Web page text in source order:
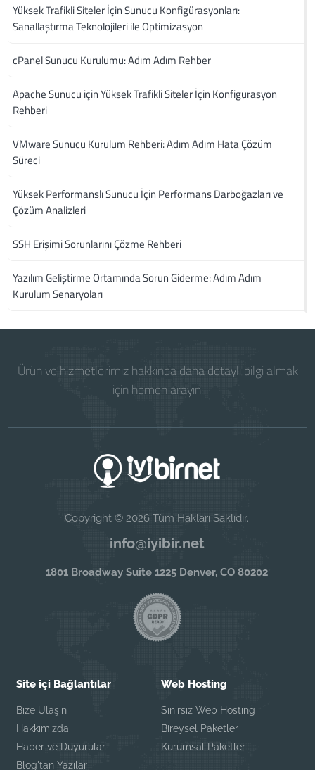
Yüksek Trafikli Siteler İçin Sunucu Konfigürasyonları:
Sanallaştırma Teknolojileri ile Optimizasyon
cPanel Sunucu Kurulumu: Adım Adım Rehber
Apache Sunucu için Yüksek Trafikli Siteler İçin Konfigurasyon
Rehberi
VMware Sunucu Kurulum Rehberi: Adım Adım Hata Çözüm
Süreci
Yüksek Performanslı Sunucu İçin Performans Darboğazları ve
Çözüm Analizleri
SSH Erişimi Sorunlarını Çözme Rehberi
Yazılım Geliştirme Ortamında Sorun Giderme: Adım Adım
Kurulum Senaryoları
Ürün ve hizmetlerimiz hakkında daha detaylı bilgi almak
için hemen arayın.
Copyright © 2026 Tüm Hakları Saklıdır.
info@iyibir.net
1801 Broadway Suite 1225 Denver, CO 80202
Site içi Bağlantılar
Bize Ulaşın
Hakkımızda
Haber ve Duyurular
Blog'tan Yazılar
Web Hosting
Sınırsız Web Hosting
Bireysel Paketler
Kurumsal Paketler